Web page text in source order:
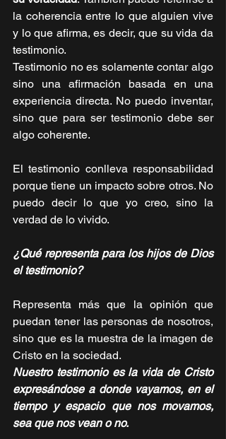
la coherencia entre lo que alguien vive
y lo que afirma, es decir, que su vida da
testimonio.
Testimonio no es solamente contar algo
sino una afirmación basada en una
experiencia directa. No puedo inventar,
sino que para ser testimonio debe ser
algo coherente.
El testimonio conlleva responsabilidad
porque tiene un impacto sobre otros. No
puedo decir lo que yo creo, sino la
verdad de lo vivido.
¿Qué representa para los hijos de Dios
el testimonio?
Representa más que la opinión que
puedan tener las personas de nosotros,
sino que es la muestra de la imagen de
Cristo en la sociedad.
Nuestro testimonio es la vida de Cristo
expresándose a donde vayamos, en el
tiempo y espacio que nos movamos,
sea que nos vean o no.